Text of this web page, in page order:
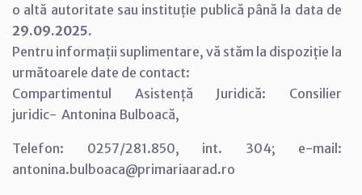
o altă autoritate sau instituție publică până la data de
29.09.2025.
Pentru informații suplimentare, vă stăm la dispoziție la
următoarele date de contact:
Compartimentul Asistență Juridică: Consilier
juridic- Antonina Bulboacă,
Telefon: 0257/281.850, int. 304; e-mail:
antonina.bulboaca@primariaarad.ro